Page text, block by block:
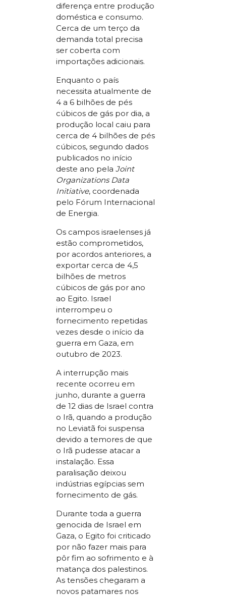
diferença entre produção
doméstica e consumo.
Cerca de um terço da
demanda total precisa
ser coberta com
importações adicionais.
Enquanto o país
necessita atualmente de
4 a 6 bilhões de pés
cúbicos de gás por dia, a
produção local caiu para
cerca de 4 bilhões de pés
cúbicos, segundo dados
publicados no início
deste ano pelaJoint
Organizations Data
Initiative, coordenada
pelo Fórum Internacional
de Energia.
Os campos israelenses já
estão comprometidos,
por acordos anteriores, a
exportar cerca de 4,5
bilhões de metros
cúbicos de gás por ano
ao Egito. Israel
interrompeu o
fornecimento repetidas
vezes desde o início da
guerra em Gaza, em
outubro de 2023.
A interrupção mais
recente ocorreu em
junho, durante a guerra
de 12 dias de Israel contra
o Irã, quando a produção
no Leviatã foi suspensa
devido a temores de que
o Irã pudesse atacar a
instalação. Essa
paralisação deixou
indústrias egípcias sem
fornecimento de gás.
Durante toda a guerra
genocida de Israel em
Gaza, o Egito foi criticado
por não fazer mais para
pôr fim ao sofrimento e à
matança dos palestinos.
As tensões chegaram a
novos patamares nos